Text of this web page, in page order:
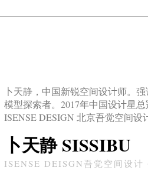
卜天静，中国新锐空间设计师。
模型探索者。2017年中国设计星
ISENSE DESIGN 北京吾觉空间设
卜天静 SISSIBU
ISENSE DEISGN吾觉空间设计